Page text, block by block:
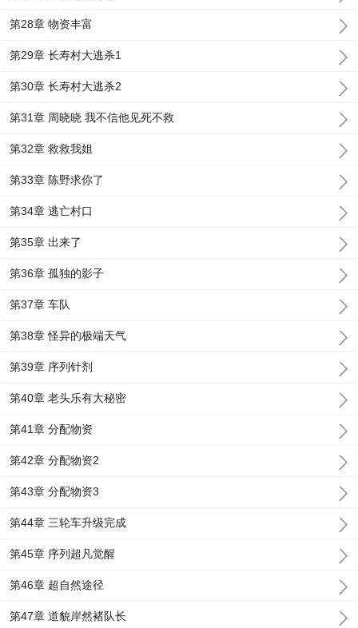
第28章 物资丰富
第29章 长寿村大逃杀1
第30章 长寿村大逃杀2
第31章 周晓晓 我不信他见死不救
第32章 救救我姐
第33章 陈野求你了
第34章 逃亡村口
第35章 出来了
第36章 孤独的影子
第37章 车队
第38章 怪异的极端天气
第39章 序列针剂
第40章 老头乐有大秘密
第41章 分配物资
第42章 分配物资2
第43章 分配物资3
第44章 三轮车升级完成
第45章 序列超凡觉醒
第46章 超自然途径
第47章 道貌岸然褚队长